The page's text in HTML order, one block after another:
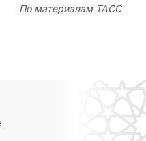
По материалам ТАСС